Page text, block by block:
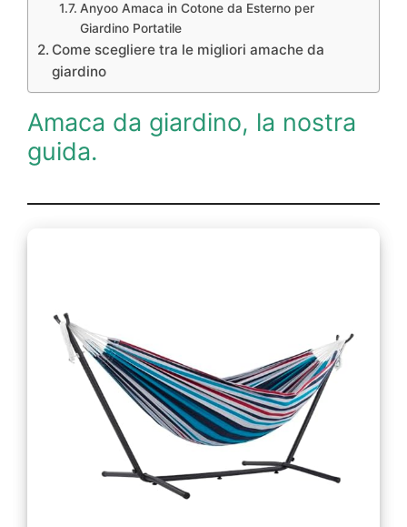
Anyoo Amaca in Cotone da Esterno per
Giardino Portatile
Come scegliere tra le migliori amache da
giardino
Amaca da giardino, la nostra
guida.